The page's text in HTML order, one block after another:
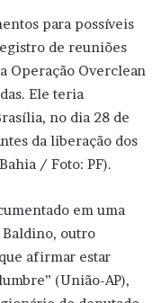
para possíveis
de reuniões
Operação Overclean
Ele teria
no dia 28 de
da liberação dos
/ Foto: PF).
em uma
Baldino, outro
afirmar estar
(União-AP),